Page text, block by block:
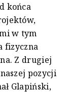
końca
w tym
fizyczna
Z drugiej
pozycji
Glapiński,